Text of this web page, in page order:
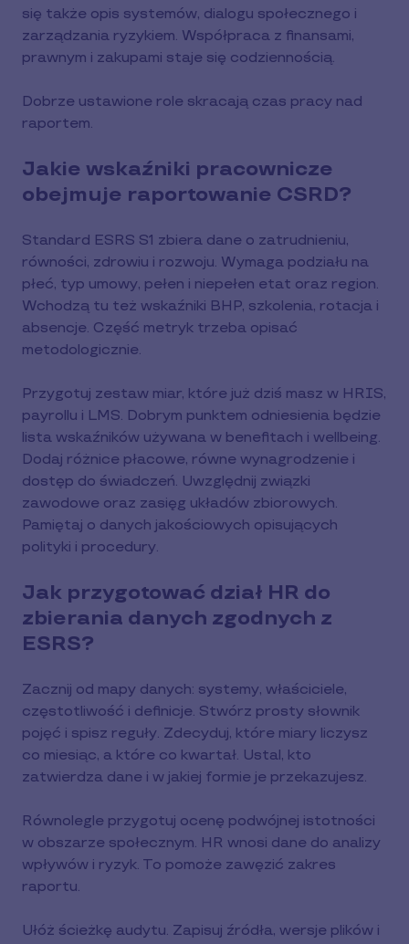
się także opis systemów, dialogu społecznego i
zarządzania ryzykiem. Współpraca z finansami,
prawnym i zakupami staje się codziennością.
Dobrze ustawione role skracają czas pracy nad
raportem.
Jakie wskaźniki pracownicze
obejmuje raportowanie CSRD?
Standard ESRS S1 zbiera dane o zatrudnieniu,
równości, zdrowiu i rozwoju. Wymaga podziału na
płeć, typ umowy, pełen i niepełen etat oraz region.
Wchodzą tu też wskaźniki BHP, szkolenia, rotacja i
absencje. Część metryk trzeba opisać
metodologicznie.
Przygotuj zestaw miar, które już dziś masz w HRIS,
payrollu i LMS. Dobrym punktem odniesienia będzie
lista wskaźników używana w benefitach i wellbeing.
Dodaj różnice płacowe, równe wynagrodzenie i
dostęp do świadczeń. Uwzględnij związki
zawodowe oraz zasięg układów zbiorowych.
Pamiętaj o danych jakościowych opisujących
polityki i procedury.
Jak przygotować dział HR do
zbierania danych zgodnych z
ESRS?
Zacznij od mapy danych: systemy, właściciele,
częstotliwość i definicje. Stwórz prosty słownik
pojęć i spisz reguły. Zdecyduj, które miary liczysz
co miesiąc, a które co kwartał. Ustal, kto
zatwierdza dane i w jakiej formie je przekazujesz.
Równolegle przygotuj ocenę podwójnej istotności
w obszarze społecznym. HR wnosi dane do analizy
wpływów i ryzyk. To pomoże zawęzić zakres
raportu.
Ułóż ścieżkę audytu. Zapisuj źródła, wersje plików i